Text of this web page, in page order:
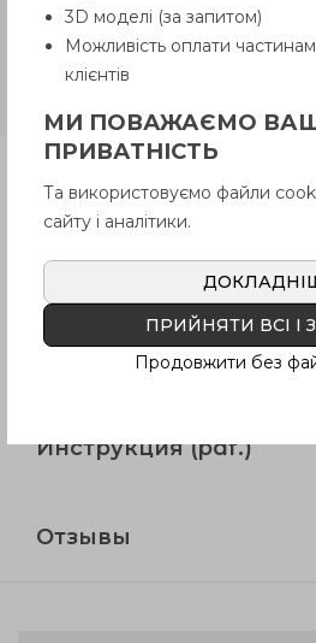
GN 206.1-NI
сталь, сквозное
отверстие
Продукция
Описание
Вопрос о продукции
Инструкция (pdf.)
Отзывы
3D моделі (за запитом)
Можливість оплати
клієнтів
МИ ПОВАЖАЄМО
ПРИВАТНІСТЬ
Та використовуємо файли
сайту і аналітики.
ПРИЙНЯТИ ВСІ І
Продовжити без